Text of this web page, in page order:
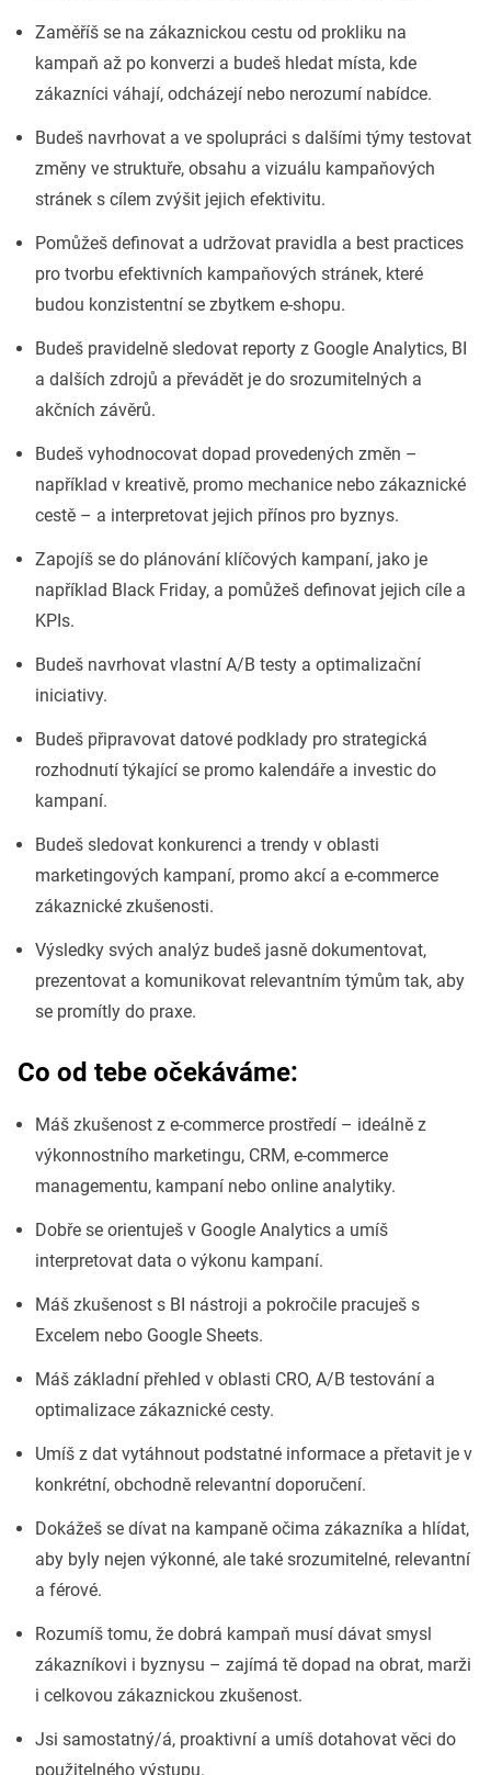
Zaměříš se na zákaznickou cestu od prokliku na
kampaň až po konverzi a budeš hledat místa, kde
zákazníci váhají, odcházejí nebo nerozumí nabídce.
Budeš navrhovat a ve spolupráci s dalšími týmy testovat
změny ve struktuře, obsahu a vizuálu kampaňových
stránek s cílem zvýšit jejich efektivitu.
Pomůžeš definovat a udržovat pravidla a best practices
pro tvorbu efektivních kampaňových stránek, které
budou konzistentní se zbytkem e-shopu.
Budeš pravidelně sledovat reporty z Google Analytics, BI
a dalších zdrojů a převádět je do srozumitelných a
akčních závěrů.
Budeš vyhodnocovat dopad provedených změn –
například v kreativě, promo mechanice nebo zákaznické
cestě – a interpretovat jejich přínos pro byznys.
Zapojíš se do plánování klíčových kampaní, jako je
například Black Friday, a pomůžeš definovat jejich cíle a
KPIs.
Budeš navrhovat vlastní A/B testy a optimalizační
iniciativy.
Budeš připravovat datové podklady pro strategická
rozhodnutí týkající se promo kalendáře a investic do
kampaní.
Budeš sledovat konkurenci a trendy v oblasti
marketingových kampaní, promo akcí a e-commerce
zákaznické zkušenosti.
Výsledky svých analýz budeš jasně dokumentovat,
prezentovat a komunikovat relevantním týmům tak, aby
se promítly do praxe.
Co od tebe očekáváme:
Máš zkušenost z e-commerce prostředí – ideálně z
výkonnostního marketingu, CRM, e-commerce
managementu, kampaní nebo online analytiky.
Dobře se orientuješ v Google Analytics a umíš
interpretovat data o výkonu kampaní.
Máš zkušenost s BI nástroji a pokročile pracuješ s
Excelem nebo Google Sheets.
Máš základní přehled v oblasti CRO, A/B testování a
optimalizace zákaznické cesty.
Umíš z dat vytáhnout podstatné informace a přetavit je v
konkrétní, obchodně relevantní doporučení.
Dokážeš se dívat na kampaně očima zákazníka a hlídat,
aby byly nejen výkonné, ale také srozumitelné, relevantní
a férové.
Rozumíš tomu, že dobrá kampaň musí dávat smysl
zákazníkovi i byznysu – zajímá tě dopad na obrat, marži
i celkovou zákaznickou zkušenost.
Jsi samostatný/á, proaktivní a umíš dotahovat věci do
použitelného výstupu.